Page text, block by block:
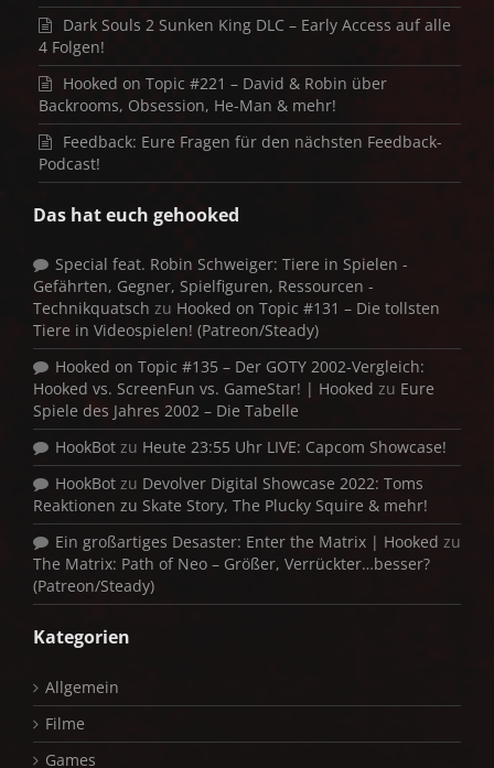
Dark Souls 2 Sunken King DLC – Early Access auf alle
4 Folgen!
Hooked on Topic #221 – David & Robin über
Backrooms, Obsession, He-Man & mehr!
Feedback: Eure Fragen für den nächsten Feedback-
Podcast!
Das hat euch gehooked
Special feat. Robin Schweiger: Tiere in Spielen -
Gefährten, Gegner, Spielfiguren, Ressourcen -
Technikquatsch zu Hooked on Topic #131 – Die tollsten
Tiere in Videospielen! (Patreon/Steady)
Hooked on Topic #135 – Der GOTY 2002-Vergleich:
Hooked vs. ScreenFun vs. GameStar! | Hooked zu Eure
Spiele des Jahres 2002 – Die Tabelle
HookBot zu Heute 23:55 Uhr LIVE: Capcom Showcase!
HookBot zu Devolver Digital Showcase 2022: Toms
Reaktionen zu Skate Story, The Plucky Squire & mehr!
Ein großartiges Desaster: Enter the Matrix | Hooked zu
The Matrix: Path of Neo – Größer, Verrückter…besser?
(Patreon/Steady)
Kategorien
Allgemein
Filme
Games